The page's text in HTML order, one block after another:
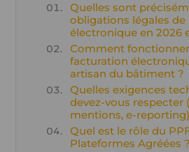
Quelles sont
obligations légales
électronique en 2026
Comment
facturation
artisan du bâtiment ?
Quelles exigences
devez-vous respecter
mentions, e-
Quel est le rôle du
Plateformes Agréées ?